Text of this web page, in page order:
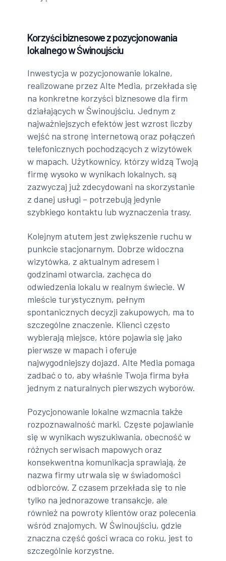
Korzyści biznesowe z pozycjonowania
lokalnego w Świnoujściu
Inwestycja w pozycjonowanie lokalne,
realizowane przez Alte Media, przekłada się
na konkretne korzyści biznesowe dla firm
działających w Świnoujściu. Jednym z
najważniejszych efektów jest wzrost liczby
wejść na stronę internetową oraz połączeń
telefonicznych pochodzących z wizytówek
w mapach. Użytkownicy, którzy widzą Twoją
firmę wysoko w wynikach lokalnych, są
zazwyczaj już zdecydowani na skorzystanie
z danej usługi – potrzebują jedynie
szybkiego kontaktu lub wyznaczenia trasy.
Kolejnym atutem jest zwiększenie ruchu w
punkcie stacjonarnym. Dobrze widoczna
wizytówka, z aktualnym adresem i
godzinami otwarcia, zachęca do
odwiedzenia lokalu w realnym świecie. W
mieście turystycznym, pełnym
spontanicznych decyzji zakupowych, ma to
szczególne znaczenie. Klienci często
wybierają miejsce, które pojawia się jako
pierwsze w mapach i oferuje
najwygodniejszy dojazd. Alte Media pomaga
zadbać o to, aby właśnie Twoja firma była
jednym z naturalnych pierwszych wyborów.
Pozycjonowanie lokalne wzmacnia także
rozpoznawalność marki. Częste pojawianie
się w wynikach wyszukiwania, obecność w
różnych serwisach mapowych oraz
konsekwentna komunikacja sprawiają, że
nazwa firmy utrwala się w świadomości
odbiorców. Z czasem przekłada się to nie
tylko na jednorazowe transakcje, ale
również na powroty klientów oraz polecenia
wśród znajomych. W Świnoujściu, gdzie
znaczna część gości wraca co roku, jest to
szczególnie korzystne.